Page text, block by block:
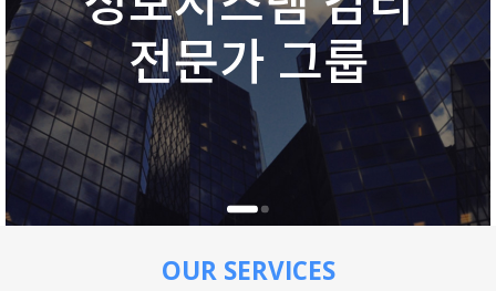
전문가 그룹
성공을
함께합니다.
OUR SERVICES